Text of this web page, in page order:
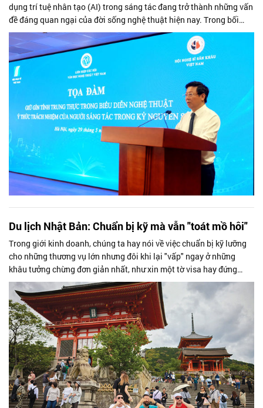
dụng trí tuệ nhân tạo (AI) trong sáng tác đang trở thành những vấn
đề đáng quan ngại của đời sống nghệ thuật hiện nay. Trong bối
cảnh công...
Du lịch Nhật Bản: Chuẩn bị kỹ mà vẫn "toát mồ hôi"
Trong giới kinh doanh, chúng ta hay nói về việc chuẩn bị kỹ lưỡng
cho những thương vụ lớn nhưng đôi khi lại "vấp" ngay ở những
khâu tưởng chừng đơn giản nhất, như xin một tờ visa hay đứng
trước một chiếc...